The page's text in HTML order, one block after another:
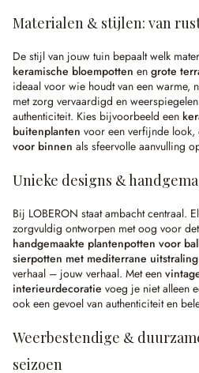
Materialen & stijlen: van
De stijl van jouw tuin bepaalt welk
keramische bloempotten en grote
ideaal voor wie houdt van een warme,
met zorg vervaardigd en
authenticiteit. Kies bijvoorbeeld een
buitenplanten voor een verfijnde look,
voor binnen als sfeervolle aanvulling
Unieke designs &
Bij LOBERON staat ambacht centraal.
zorgvuldig ontworpen met oog voor
handgemaakte plantenpotten voor
sierpotten met mediterrane uitstraling
verhaal – jouw verhaal. Met een
interieurdecoratie voeg je niet alleen
ook een gevoel van authenticiteit en
Weerbestendige &
seizoen